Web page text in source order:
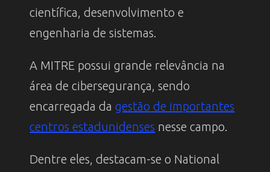
científica, desenvolvimento e
engenharia de sistemas.
A MITRE possui grande relevância na
área de cibersegurança, sendo
encarregada dagestão de importantes
centros estadunidenses nesse campo.
Dentre eles, destacam-se o National